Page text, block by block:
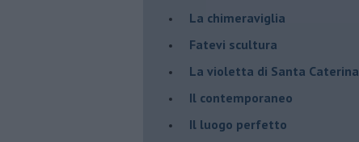
La chimeraviglia
​Fatevi scultura
​La violetta di Santa Caterina
​Il contemporaneo
​Il luogo perfetto